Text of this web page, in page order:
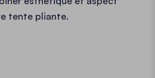
tente pliante.